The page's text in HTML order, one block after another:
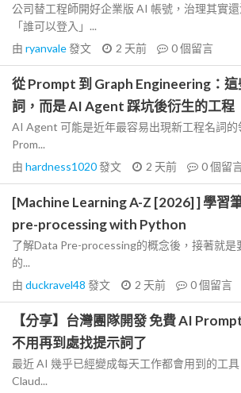
公司替工程師開好企業版 AI 帳號，治理其實
「誰可以登入」...
由 ryanvale發文 2 天前 0個留言
從 Prompt 到 Graph Engineering：這
詞，而是 AI Agent 踩坑後衍生的工程
AI Agent 可能是近年最容易出現新工程名詞的
Prom...
由 hardness1020發文 2 天前 0個留
[Machine Learning A-Z [2026] ] 學習
pre-processing with Python
了解Data Pre-processing的概念後，接著就是
的...
由 duckravel48 發文 2 天前 0個留言
【分享】台灣團隊開發 免費 AI
不用再到處找提示詞了
最近 AI 幾乎已經變成每天工作都會用到的工
Claud...